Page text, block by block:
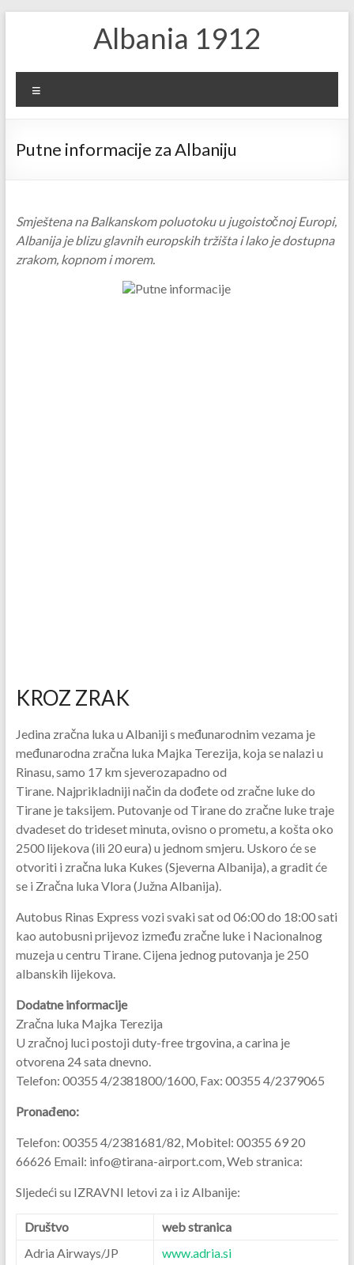
Albania 1912
Putne informacije za Albaniju
Smještena na Balkanskom poluotoku u jugoistočnoj Europi,
Albanija je blizu glavnih europskih tržišta i lako je dostupna
zrakom, kopnom i morem.
KROZ ZRAK
Jedina zračna luka u Albaniji s međunarodnim vezama je
međunarodna zračna luka Majka Terezija, koja se nalazi u
Rinasu, samo 17 km sjeverozapadno od
Tirane. Najprikladniji način da dođete od zračne luke do
Tirane je taksijem. Putovanje od Tirane do zračne luke traje
dvadeset do trideset minuta, ovisno o prometu, a košta oko
2500 lijekova (ili 20 eura) u jednom smjeru. Uskoro će se
otvoriti i zračna luka Kukes (Sjeverna Albanija), a gradit će
se i Zračna luka Vlora (Južna Albanija).
Autobus Rinas Express vozi svaki sat od 06:00 do 18:00 sati
kao autobusni prijevoz između zračne luke i Nacionalnog
muzeja u centru Tirane. Cijena jednog putovanja je 250
albanskih lijekova.
Dodatne informacije
Zračna luka Majka Terezija
U zračnoj luci postoji duty-free trgovina, a carina je
otvorena 24 sata dnevno.
Telefon: 00355 4/2381800/1600, Fax: 00355 4/2379065
Pronađeno:
Telefon: 00355 4/2381681/82, Mobitel: 00355 69 20
66626 Email: info@tirana-airport.com, Web stranica:
Sljedeći su IZRAVNI letovi za i iz Albanije:
Društvo
web stranica
Adria Airways/JP
www.adria.si